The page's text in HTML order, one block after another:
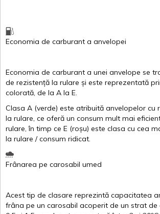
Economia de carburant a anvelopei
Economia de carburant a unei anvelope se
de rezistență la rulare și este reprezentată
colorată, de la A la E.
Clasa A (verde) este atribuită anvelopelor cu
la rulare, ce oferă un consum mult mai
rulare,în timp ce E (roșu) este clasa cu cea
la rulare /consum ridicat.
Frânarea pe carosabil umed
Acest tip de clasare reprezintă capacitatea
frâna pe un carosabil acoperit de un strat de